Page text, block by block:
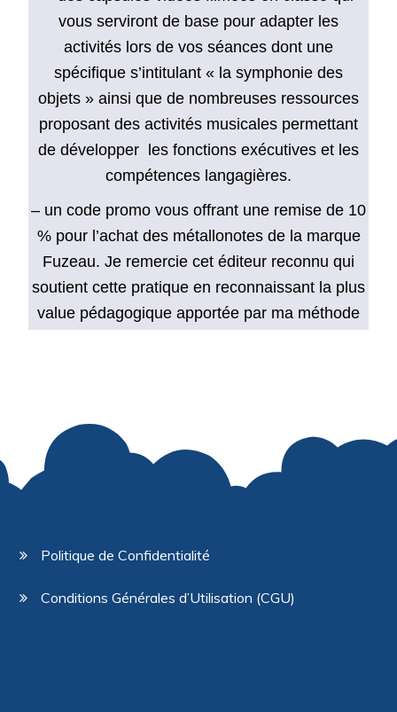
vous serviront de base pour adapter les
activités lors de vos séances dont une
spécifique s’intitulant « la symphonie des
objets » ainsi que de nombreuses ressources
proposant des activités musicales permettant
de développer les fonctions exécutives et les
compétences langagières.
– un code promo vous offrant une remise de 10
% pour l’achat des métallonotes de la marque
Fuzeau. Je remercie cet éditeur reconnu qui
soutient cette pratique en reconnaissant la plus
value pédagogique apportée par ma méthode
Politique de Confidentialité
Conditions Générales d’Utilisation (CGU)